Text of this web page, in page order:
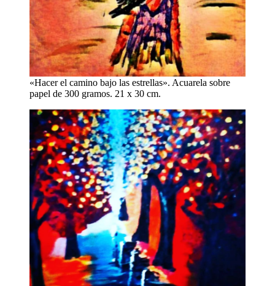
«Hacer el camino bajo las estrellas». Acuarela sobre
papel de 300 gramos. 21 x 30 cm.